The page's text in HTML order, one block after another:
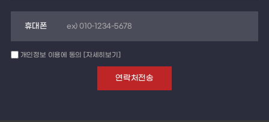
휴대폰
개인정보 이용에 동의 [자세히보기]